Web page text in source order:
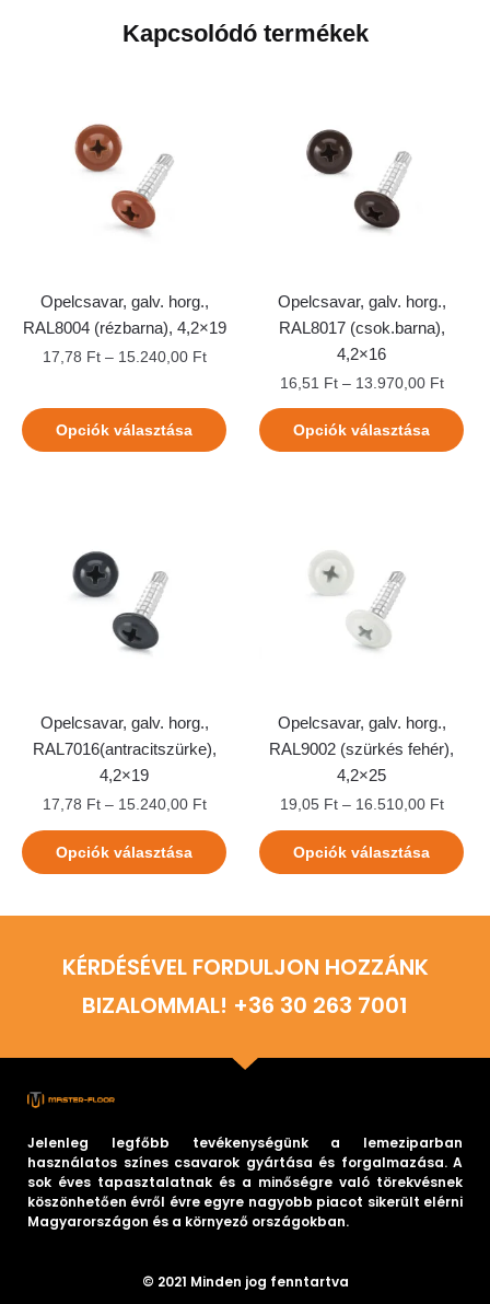
Kapcsolódó termékek
Opelcsavar, galv. horg.,
RAL8004 (rézbarna), 4,2×19
17,78 Ft– 15.240,00 Ft
Opciók választása
Opelcsavar, galv. horg.,
RAL8017 (csok.barna),
4,2×16
16,51 Ft– 13.970,00 Ft
Opciók választása
Opelcsavar, galv. horg.,
RAL7016(antracitszürke),
4,2×19
17,78 Ft– 15.240,00 Ft
Opciók választása
Opelcsavar, galv. horg.,
RAL9002 (szürkés fehér),
4,2×25
19,05 Ft– 16.510,00 Ft
Opciók választása
KÉRDÉSÉVEL FORDULJON HOZZÁNK
BIZALOMMAL! +36 30 263 7001
Jelenleg legfőbb tevékenységünk a lemeziparban
használatos színes csavarok gyártása és forgalmazása. A
sok éves tapasztalatnak és a minőségre való törekvésnek
köszönhetően évről évre egyre nagyobb piacot sikerült elérni
Magyarországon és a környező országokban.
© 2021 Minden jog fenntartva